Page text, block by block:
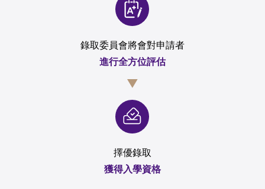
錄取委員會將會對申請者
進行全方位評估
擇優錄取
獲得入學資格